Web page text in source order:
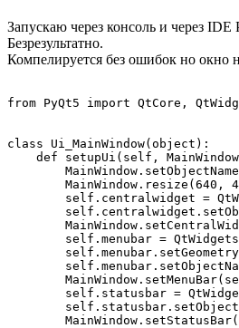
Запускаю через консоль и через
Безрезультатно.
Компелируется без ошибок но окно
from PyQt5 import QtCore,
class Ui_MainWindow(object):
def setupUi(self,
MainWindow.resize(640,
self.centralwidget =
self.menubar =
self.statusbar =